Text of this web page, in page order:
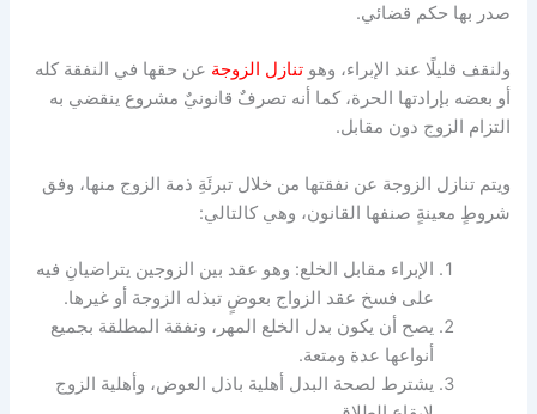
صدر بها حكم قضائي.
ولنقف قليلًا عند الإبراء، وهوتنازل الزوجة عن حقها في النفقة كله
أو بعضه بإرادتها الحرة، كما أنه تصرفٌ قانونيٌ مشروع ينقضي به
التزام الزوج دون مقابل.
ويتم تنازل الزوجة عن نفقتها من خلال تبرئَةِ ذمة الزوج منها، وفق
شروطٍ معينةٍ صنفها القانون، وهي كالتالي:
الإبراء مقابل الخلع: وهو عقد بين الزوجين يتراضيانِ فيه
على فسخ عقد الزواج بعوضٍ تبذله الزوجة أو غيرها.
يصح أن يكون بدل الخلع المهر، ونفقة المطلقة بجميع
أنواعها عدة ومتعة.
يشترط لصحة البدل أهلية باذل العوض، وأهلية الزوج